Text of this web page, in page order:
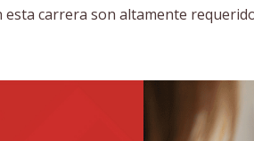
carrera son altamente